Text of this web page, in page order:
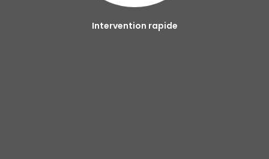
Intervention rapide